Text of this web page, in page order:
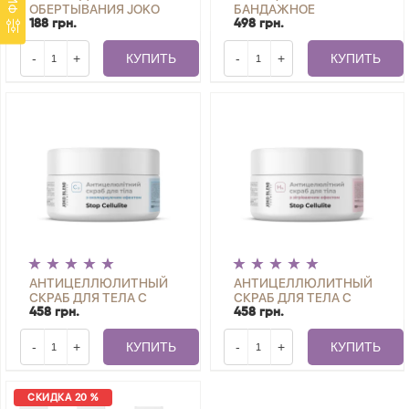
ОБЕРТЫВАНИЯ JOKO
BLEND
188 грн.
- + КУПИТЬ
БАНДАЖНОЕ
ОБЕРТЫВАНИЕ С
СОГРЕВАЮЩИМ
ЭФФЕКТОМ HOT FAT
BURNING JOKO BLEND
498 грн.
- + КУПИТЬ
АНТИЦЕЛЛЮЛИТНЫЙ
СКРАБ ДЛЯ ТЕЛА С
ОХЛАЖДАЮЩИМ
ЭФФЕКТОМ JOKO
BLEND 300 Г
458 грн.
- + КУПИТЬ
АНТИЦЕЛЛЮЛИТНЫЙ
СКРАБ ДЛЯ ТЕЛА С
СОГРЕВАЮЩИМ
ЭФФЕКТОМ JOKO
BLEND 300 Г
458 грн.
- + КУПИТЬ
СКИДКА 20 %